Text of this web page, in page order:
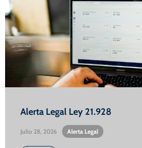
Alerta Legal Ley 21.928
Julio 28, 2026 Alerta Legal